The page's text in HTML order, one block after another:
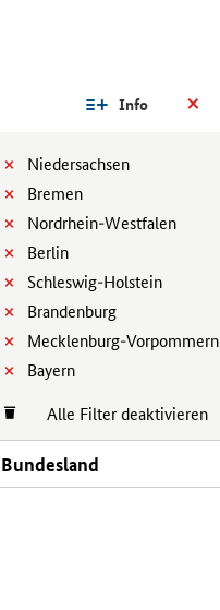
Info
Niedersachsen
Bremen
Nordrhein-Westfalen
Berlin
Schleswig-Holstein
Brandenburg
Mecklenburg-Vorpommern
Bayern
Alle Filter deaktivieren
Bundesland